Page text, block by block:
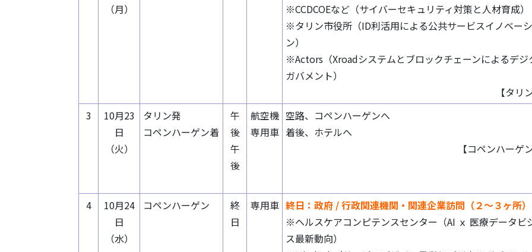
（月）
※CCDCOEなど（サイバーセキュリティ対策と人材育成）
※タリン市役所（ID利活用による公共サービスイノベー
ン）
※Actors（Xroadシステムとブロックチェーンによるデジ
ガバメント）
【タリ
3
10月23
日
（火）
タリン発
コペンハーゲン着
午
後
午
後
航空機
専用車
空路、コペンハーゲンへ
着後、ホテルへ
【コペンハーゲ
4
10月24
日
（水）
コペンハーゲン
終
日
専用車 終日：政府 / 行政関連機関・関連企業訪問（２～３ヶ所）
※ヘルスケアコンピテンスセンター（AI ｘ 医療データビ
ス最新動向）